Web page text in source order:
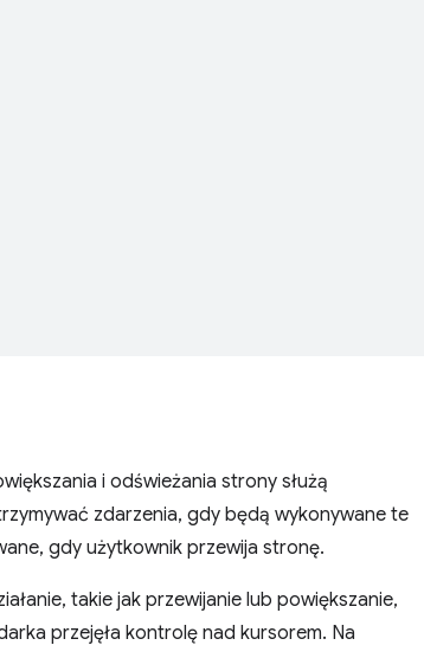
i odświeżania strony służą
zdarzenia, gdy będą wykonywane te
gdy użytkownik przewija stronę.
takie jak przewijanie lub powiększanie,
przejęła kontrolę nad kursorem. Na